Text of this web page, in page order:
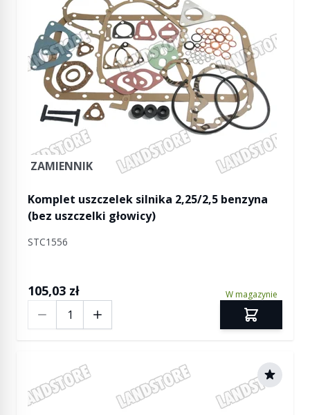
ZAMIENNIK
Komplet uszczelek silnika 2,25/2,5 benzyna
(bez uszczelki głowicy)
STC1556
105,03 zł W magazynie